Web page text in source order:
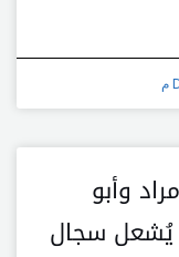
وأبو
يُشعل سجال